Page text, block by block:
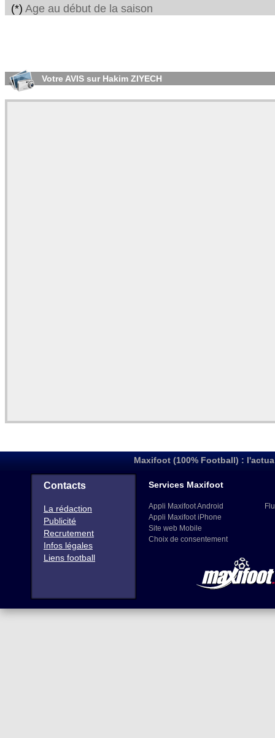
(*) Age au début de la saison
Votre AVIS sur Hakim ZIYECH
Maxifoot (100% Football) :
Contacts
La rédaction
Publicité
Recrutement
Infos légales
Liens football
Services Maxifoot
Appli Maxifoot Android
Appli Maxifoot iPhone
Site web Mobile
Choix de consentement